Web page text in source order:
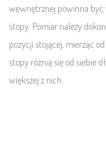
wewnętrznej powinna być
stopy. Pomiar należy
pozycji stojącej, mierząc
stopy różnią się od siebie
większej z nich.